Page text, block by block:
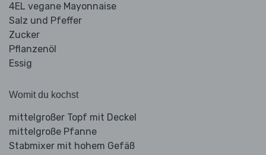
4EL vegane Mayonnaise
Salz und Pfeffer
Zucker
Pflanzenöl
Essig
Womit du kochst
mittelgroßer Topf mit Deckel
mittelgroße Pfanne
Stabmixer mit hohem Gefäß